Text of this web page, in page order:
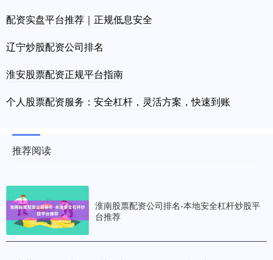
配资实盘平台推荐｜正规低息安全
辽宁炒股配资公司排名
淮安股票配资正规平台指南
个人股票配资服务：安全杠杆，灵活方案，快速到账
推荐阅读
淮南股票配资公司排名-本地安全杠杆炒股平
台推荐